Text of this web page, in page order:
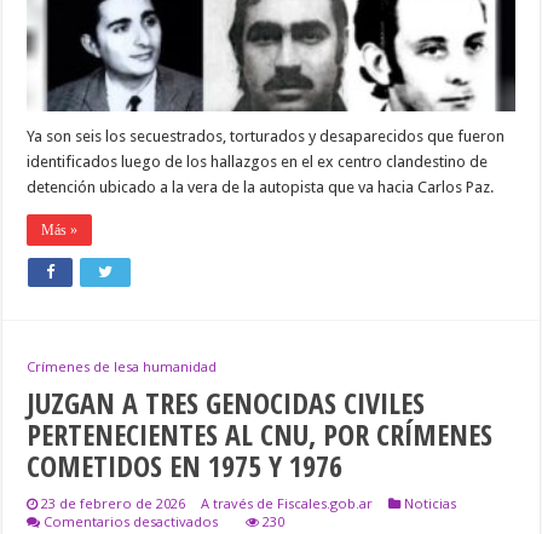
DESAPARECIDOS
POR
LA
DICTADURA
MILITAR
Ya son seis los secuestrados, torturados y desaparecidos que fueron
identificados luego de los hallazgos en el ex centro clandestino de
detención ubicado a la vera de la autopista que va hacia Carlos Paz.
Más »
Crímenes de lesa humanidad
JUZGAN A TRES GENOCIDAS CIVILES
PERTENECIENTES AL CNU, POR CRÍMENES
COMETIDOS EN 1975 Y 1976
23 de febrero de 2026 A través de Fiscales.gob.ar
Noticias
Comentarios desactivadosen
230